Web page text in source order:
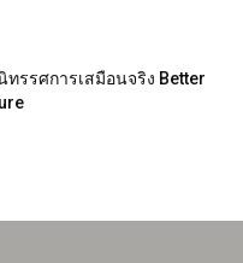
ทรรศการเสมือนจริง Better